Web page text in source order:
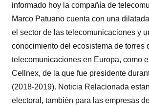
informado hoy la compañía de
Marco Patuano cuenta con una
el sector de las telecomunicaciones y
conocimiento del ecosistema de torres
telecomunicaciones en Europa, como
Cellnex, de la que fue presidente
(2018-2019). Noticia Relacionada
electoral, también para las empresas